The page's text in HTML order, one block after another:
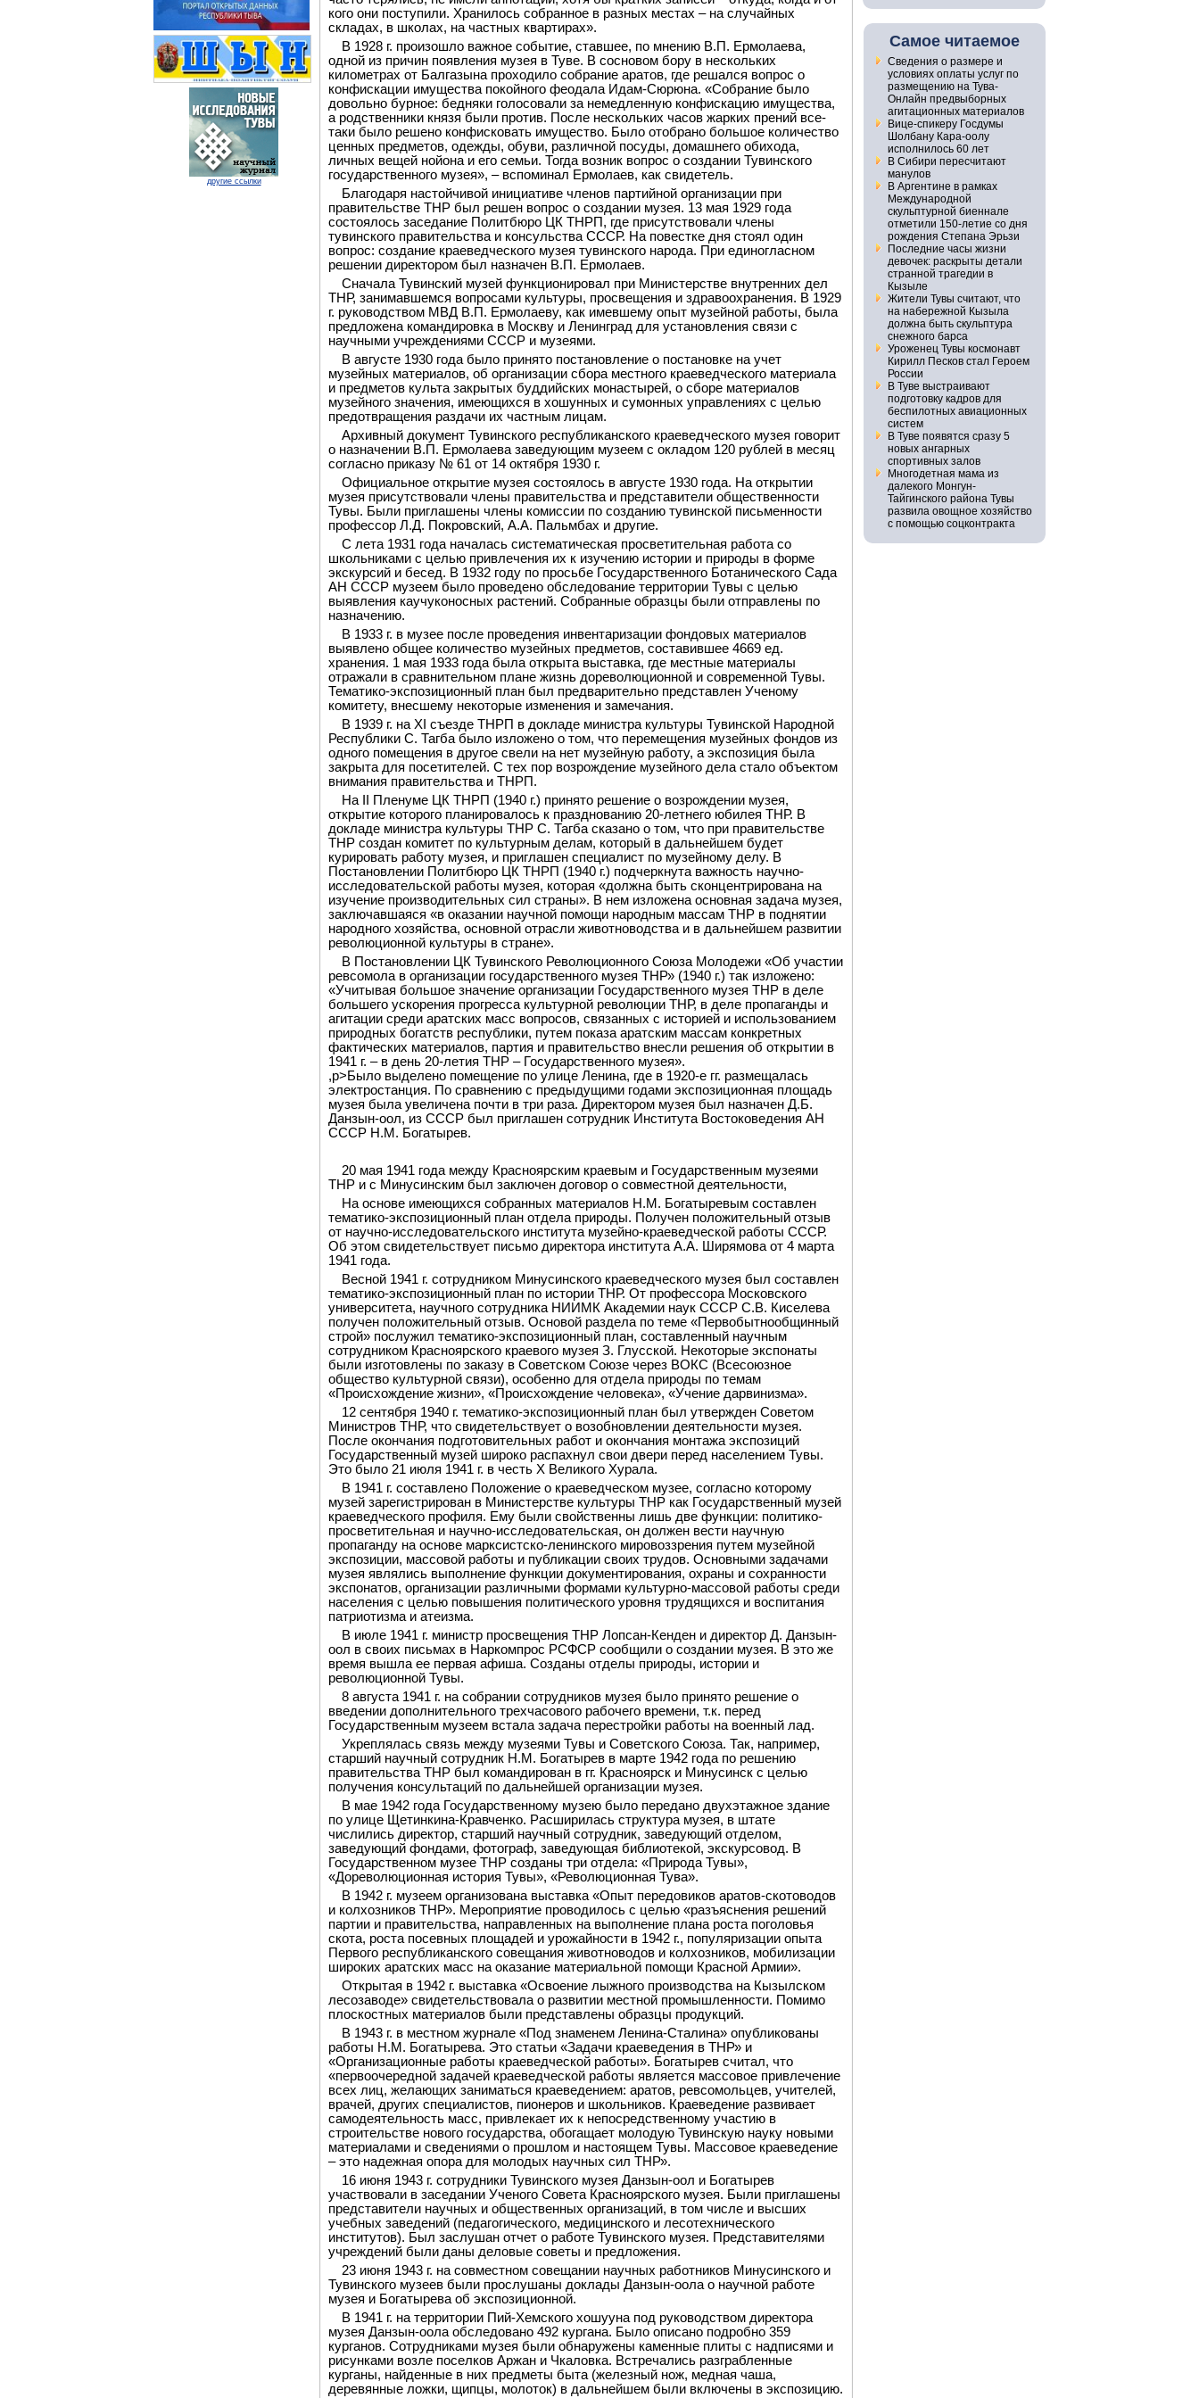
другие ссылки
кого они поступили. Хранилось собранное в разных местах – на случайных
складах, в школах, на частных квартирах».
В 1928 г. произошло важное событие, ставшее, по мнению В.П. Ермолаева,
одной из причин появления музея в Туве. В сосновом бору в нескольких
километрах от Балгазына проходило собрание аратов, где решался вопрос о
конфискации имущества покойного феодала Идам-Сюрюна. «Собрание было
довольно бурное: бедняки голосовали за немедленную конфискацию имущества,
а родственники князя были против. После нескольких часов жарких прений все-
таки было решено конфисковать имущество. Было отобрано большое количество
ценных предметов, одежды, обуви, различной посуды, домашнего обихода,
личных вещей нойона и его семьи. Тогда возник вопрос о создании Тувинского
государственного музея», – вспоминал Ермолаев, как свидетель.
Благодаря настойчивой инициативе членов партийной организации при
правительстве ТНР был решен вопрос о создании музея. 13 мая 1929 года
состоялось заседание Политбюро ЦК ТНРП, где присутствовали члены
тувинского правительства и консульства СССР. На повестке дня стоял один
вопрос: создание краеведческого музея тувинского народа. При единогласном
решении директором был назначен В.П. Ермолаев.
Сначала Тувинский музей функционировал при Министерстве внутренних дел
ТНР, занимавшемся вопросами культуры, просвещения и здравоохранения. В 1929
г. руководством МВД В.П. Ермолаеву, как имевшему опыт музейной работы, была
предложена командировка в Москву и Ленинград для установления связи с
научными учреждениями СССР и музеями.
В августе 1930 года было принято постановление о постановке на учет
музейных материалов, об организации сбора местного краеведческого материала
и предметов культа закрытых буддийских монастырей, о сборе материалов
музейного значения, имеющихся в хошунных и сумонных управлениях с целью
предотвращения раздачи их частным лицам.
Архивный документ Тувинского республиканского краеведческого музея говорит
о назначении В.П. Ермолаева заведующим музеем с окладом 120 рублей в месяц
согласно приказу № 61 от 14 октября 1930 г.
Официальное открытие музея состоялось в августе 1930 года. На открытии
музея присутствовали члены правительства и представители общественности
Тувы. Были приглашены члены комиссии по созданию тувинской письменности
профессор Л.Д. Покровский, А.А. Пальмбах и другие.
С лета 1931 года началась систематическая просветительная работа со
школьниками с целью привлечения их к изучению истории и природы в форме
экскурсий и бесед. В 1932 году по просьбе Государственного Ботанического Сада
АН СССР музеем было проведено обследование территории Тувы с целью
выявления каучуконосных растений. Собранные образцы были отправлены по
назначению.
В 1933 г. в музее после проведения инвентаризации фондовых материалов
выявлено общее количество музейных предметов, составившее 4669 ед.
хранения. 1 мая 1933 года была открыта выставка, где местные материалы
отражали в сравнительном плане жизнь дореволюционной и современной Тувы.
Тематико-экспозиционный план был предварительно представлен Ученому
комитету, внесшему некоторые изменения и замечания.
В 1939 г. на XI съезде ТНРП в докладе министра культуры Тувинской Народной
Республики С. Тагба было изложено о том, что перемещения музейных фондов из
одного помещения в другое свели на нет музейную работу, а экспозиция была
закрыта для посетителей. С тех пор возрождение музейного дела стало объектом
внимания правительства и ТНРП.
На II Пленуме ЦК ТНРП (1940 г.) принято решение о возрождении музея,
открытие которого планировалось к празднованию 20-летнего юбилея ТНР. В
докладе министра культуры ТНР С. Тагба сказано о том, что при правительстве
ТНР создан комитет по культурным делам, который в дальнейшем будет
курировать работу музея, и приглашен специалист по музейному делу. В
Постановлении Политбюро ЦК ТНРП (1940 г.) подчеркнута важность научно-
исследовательской работы музея, которая «должна быть сконцентрирована на
изучение производительных сил страны». В нем изложена основная задача музея,
заключавшаяся «в оказании научной помощи народным массам ТНР в поднятии
народного хозяйства, основной отрасли животноводства и в дальнейшем развитии
революционной культуры в стране».
В Постановлении ЦК Тувинского Революционного Союза Молодежи «Об участии
ревсомола в организации государственного музея ТНР» (1940 г.) так изложено:
«Учитывая большое значение организации Государственного музея ТНР в деле
большего ускорения прогресса культурной революции ТНР, в деле пропаганды и
агитации среди аратских масс вопросов, связанных с историей и использованием
природных богатств республики, путем показа аратским массам конкретных
фактических материалов, партия и правительство внесли решения об открытии в
1941 г. – в день 20-летия ТНР – Государственного музея».
,p>Было выделено помещение по улице Ленина, где в 1920-е гг. размещалась
электростанция. По сравнению с предыдущими годами экспозиционная площадь
музея была увеличена почти в три раза. Директором музея был назначен Д.Б.
Данзын-оол, из СССР был приглашен сотрудник Института Востоковедения АН
СССР Н.М. Богатырев.
20 мая 1941 года между Красноярским краевым и Государственным музеями
ТНР и с Минусинским был заключен договор о совместной деятельности,
На основе имеющихся собранных материалов Н.М. Богатыревым составлен
тематико-экспозиционный план отдела природы. Получен положительный отзыв
от научно-исследовательского института музейно-краеведческой работы СССР.
Об этом свидетельствует письмо директора института А.А. Ширямова от 4 марта
1941 года.
Весной 1941 г. сотрудником Минусинского краеведческого музея был составлен
тематико-экспозиционный план по истории ТНР. От профессора Московского
университета, научного сотрудника НИИМК Академии наук СССР С.В. Киселева
получен положительный отзыв. Основой раздела по теме «Первобытнообщинный
строй» послужил тематико-экспозиционный план, составленный научным
сотрудником Красноярского краевого музея З. Глусской. Некоторые экспонаты
были изготовлены по заказу в Советском Союзе через ВОКС (Всесоюзное
общество культурной связи), особенно для отдела природы по темам
«Происхождение жизни», «Происхождение человека», «Учение дарвинизма».
12 сентября 1940 г. тематико-экспозиционный план был утвержден Советом
Министров ТНР, что свидетельствует о возобновлении деятельности музея.
После окончания подготовительных работ и окончания монтажа экспозиций
Государственный музей широко распахнул свои двери перед населением Тувы.
Это было 21 июля 1941 г. в честь X Великого Хурала.
В 1941 г. составлено Положение о краеведческом музее, согласно которому
музей зарегистрирован в Министерстве культуры ТНР как Государственный музей
краеведческого профиля. Ему были свойственны лишь две функции: политико-
просветительная и научно-исследовательская, он должен вести научную
пропаганду на основе марксистско-ленинского мировоззрения путем музейной
экспозиции, массовой работы и публикации своих трудов. Основными задачами
музея являлись выполнение функции документирования, охраны и сохранности
экспонатов, организации различными формами культурно-массовой работы среди
населения с целью повышения политического уровня трудящихся и воспитания
патриотизма и атеизма.
В июле 1941 г. министр просвещения ТНР Лопсан-Кенден и директор Д. Данзын-
оол в своих письмах в Наркомпрос РСФСР сообщили о создании музея. В это же
время вышла ее первая афиша. Созданы отделы природы, истории и
революционной Тувы.
8 августа 1941 г. на собрании сотрудников музея было принято решение о
введении дополнительного трехчасового рабочего времени, т.к. перед
Государственным музеем встала задача перестройки работы на военный лад.
Укреплялась связь между музеями Тувы и Советского Союза. Так, например,
старший научный сотрудник Н.М. Богатырев в марте 1942 года по решению
правительства ТНР был командирован в гг. Красноярск и Минусинск с целью
получения консультаций по дальнейшей организации музея.
В мае 1942 года Государственному музею было передано двухэтажное здание
по улице Щетинкина-Кравченко. Расширилась структура музея, в штате
числились директор, старший научный сотрудник, заведующий отделом,
заведующий фондами, фотограф, заведующая библиотекой, экскурсовод. В
Государственном музее ТНР созданы три отдела: «Природа Тувы»,
«Дореволюционная история Тувы», «Революционная Тува».
В 1942 г. музеем организована выставка «Опыт передовиков аратов-скотоводов
и колхозников ТНР». Мероприятие проводилось с целью «разъяснения решений
партии и правительства, направленных на выполнение плана роста поголовья
скота, роста посевных площадей и урожайности в 1942 г., популяризации опыта
Первого республиканского совещания животноводов и колхозников, мобилизации
широких аратских масс на оказание материальной помощи Красной Армии».
Открытая в 1942 г. выставка «Освоение лыжного производства на Кызылском
лесозаводе» свидетельствовала о развитии местной промышленности. Помимо
плоскостных материалов были представлены образцы продукций.
В 1943 г. в местном журнале «Под знаменем Ленина-Сталина» опубликованы
работы Н.М. Богатырева. Это статьи «Задачи краеведения в ТНР» и
«Организационные работы краеведческой работы». Богатырев считал, что
«первоочередной задачей краеведческой работы является массовое привлечение
всех лиц, желающих заниматься краеведением: аратов, ревсомольцев, учителей,
врачей, других специалистов, пионеров и школьников. Краеведение развивает
самодеятельность масс, привлекает их к непосредственному участию в
строительстве нового государства, обогащает молодую Тувинскую науку новыми
материалами и сведениями о прошлом и настоящем Тувы. Массовое краеведение
– это надежная опора для молодых научных сил ТНР».
16 июня 1943 г. сотрудники Тувинского музея Данзын-оол и Богатырев
участвовали в заседании Ученого Совета Красноярского музея. Были приглашены
представители научных и общественных организаций, в том числе и высших
учебных заведений (педагогического, медицинского и лесотехнического
институтов). Был заслушан отчет о работе Тувинского музея. Представителями
учреждений были даны деловые советы и предложения.
23 июня 1943 г. на совместном совещании научных работников Минусинского и
Тувинского музеев были прослушаны доклады Данзын-оола о научной работе
музея и Богатырева об экспозиционной.
В 1941 г. на территории Пий-Хемского хошууна под руководством директора
музея Данзын-оола обследовано 492 кургана. Было описано подробно 359
курганов. Сотрудниками музея были обнаружены каменные плиты с надписями и
рисунками возле поселков Аржан и Чкаловка. Встречались разграбленные
курганы, найденные в них предметы быта (железный нож, медная чаша,
деревянные ложки, щипцы, молоток) в дальнейшем были включены в экспозицию.
Самое читаемое
Сведения о размере и
условиях оплаты услуг по
размещению на Тува-
Онлайн предвыборных
агитационных материалов
Вице-спикеру Госдумы
Шолбану Кара-оолу
исполнилось 60 лет
В Сибири пересчитают
манулов
В Аргентине в рамках
Международной
скульптурной биеннале
отметили 150-летие со дня
рождения Степана Эрьзи
Последние часы жизни
девочек: раскрыты детали
странной трагедии в
Кызыле
Жители Тувы считают, что
на набережной Кызыла
должна быть скульптура
снежного барса
Уроженец Тувы космонавт
Кирилл Песков стал Героем
России
В Туве выстраивают
подготовку кадров для
беспилотных авиационных
систем
В Туве появятся сразу 5
новых ангарных
спортивных залов
Многодетная мама из
далекого Монгун-
Тайгинского района Тувы
развила овощное хозяйство
с помощью соцконтракта